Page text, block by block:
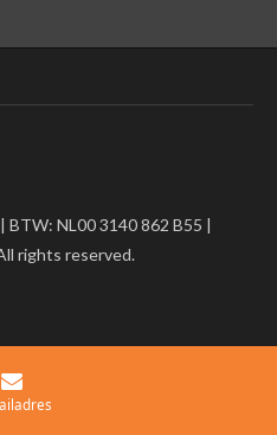
NL00 3140 862 B55 |
rights reserved.